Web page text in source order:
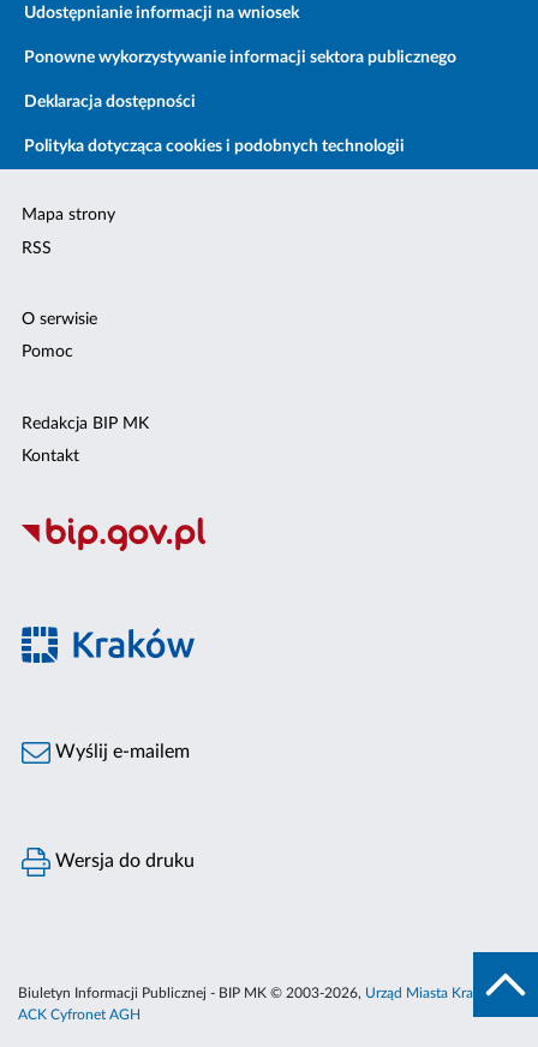
Udostępnianie informacji na wniosek
Ponowne wykorzystywanie informacji sektora publicznego
Deklaracja dostępności
Polityka dotycząca cookies i podobnych technologii
Mapa strony
RSS
O serwisie
Pomoc
Redakcja BIP MK
Kontakt
Wyślij e-mailem
Wersja do druku
Biuletyn Informacji Publicznej - BIP MK © 2003-2026, Urząd Miasta Krakowa
ACK Cyfronet AGH